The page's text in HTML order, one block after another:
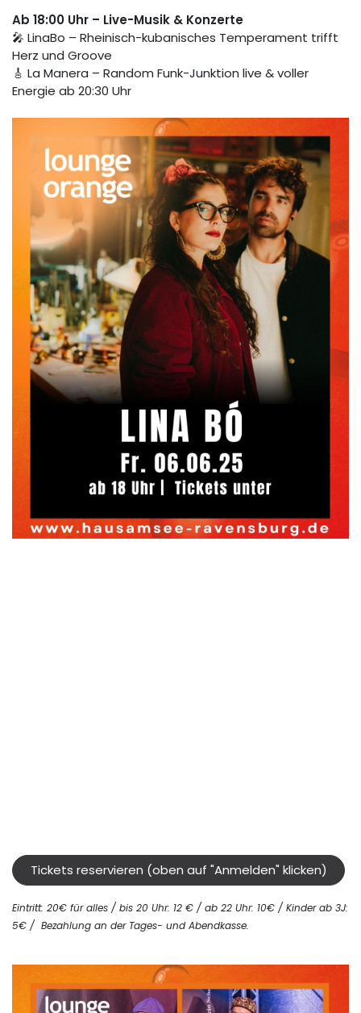
Ab 18:00 Uhr – Live-Musik & Konzerte
🎤 LinaBo – Rheinisch-kubanisches Temperament trifft
Herz und Groove
🎸 La Manera – Random Funk-Junktion live & voller
Energie ab 20:30 Uhr
Tickets reservieren (oben auf "Anmelden" klicken)
Eintritt: 20€ für alles / bis 20 Uhr: 12 € / ab 22 Uhr: 10€ / Kinder ab 3J:
5€ / Bezahlung an der Tages- und Abendkasse.